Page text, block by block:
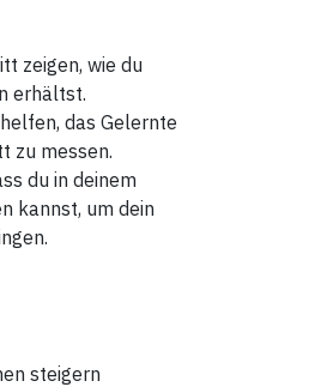
zeigen, wie du
erhältst.
das Gelernte
zu messen.
du in deinem
kannst, um dein
steigern